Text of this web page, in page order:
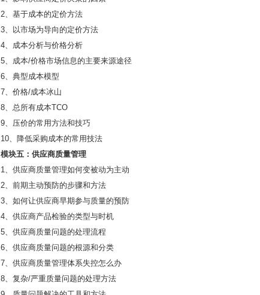
2、基于成本的定价方法
3、以市场为导向的定价方法
4、成本分析与价格分析
5、成本/价格市场信息的主要来源途径
6、典型成本模型
7、价格/成本冰山
8、总所有成本TCO
9、压价的常用方法和技巧
10、降低采购成本的常用技法
模块五：供应商质量管理
1、供应商质量管理如何变被动为主动
2、前期主动预防的步骤和方法
3、如何让供应商早期参与质量的预防
4、供应商产品检验的类型与时机
5、供应商质量问题的处理流程
6、供应商质量问题的根源和分类
7、供应商质量管理体系失控怎么办
8、复杂/严重质量问题的处理方法